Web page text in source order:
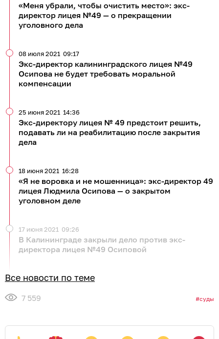
«Меня убрали, чтобы очистить место»: экс-
директор лицея №49 — о прекращении
уголовного дела
Экс-директор калининградского лицея №49
Осипова не будет требовать моральной
компенсации
08 июля 2021 09:17
Экс-директору лицея № 49 предстоит решить,
подавать ли на реабилитацию после закрытия
дела
25 июня 2021 14:36
«Я не воровка и не мошенница»: экс-директор 49
лицея Людмила Осипова — о закрытом
уголовном деле
18 июня 2021 16:28
В Калининграде закрыли дело против экс-
директора лицея №49 Осиповой
17 июня 2021 09:26
Все новости по теме
7 559 суды